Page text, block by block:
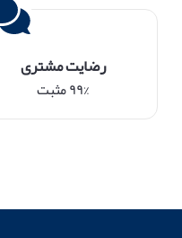
رضایت مشتری
۹۹% مثبت